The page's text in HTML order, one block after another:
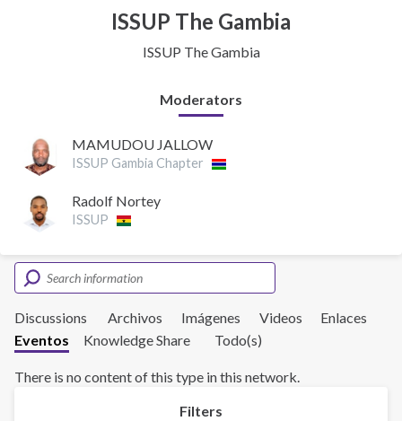
ISSUP The Gambia
ISSUP The Gambia
Moderators
MAMUDOU JALLOW
ISSUP Gambia Chapter
Radolf Nortey
ISSUP
Discussions Archivos Imágenes Videos
Enlaces
Eventos
Knowledge Share Todo(s)
There is no content of this type in this network.
Filters